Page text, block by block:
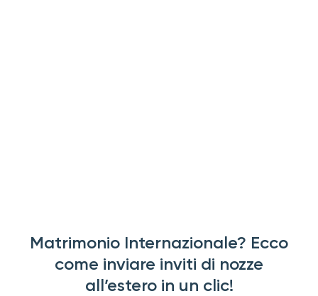
Matrimonio Internazionale? Ecco
come inviare inviti di nozze
all’estero in un clic!